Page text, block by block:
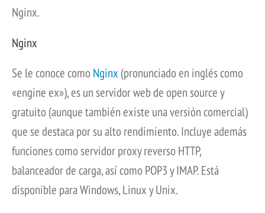
Nginx.
Nginx
Se le conoce comoNginx (pronunciado en inglés como
«engine ex»), es un servidor web de open source y
gratuito (aunque también existe una versión comercial)
que se destaca por su alto rendimiento. Incluye además
funciones como servidor proxy reverso HTTP,
balanceador de carga, así como POP3 y IMAP. Está
disponible para Windows, Linux y Unix.